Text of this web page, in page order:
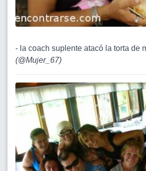
- la coach suplente atacó la torta de
(@Mujer_67)